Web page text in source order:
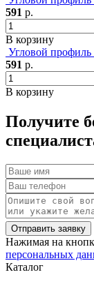
591 р.
В корзину
Угловой
591 р.
В корзину
Получите
Нажимая на
персональных
Каталог